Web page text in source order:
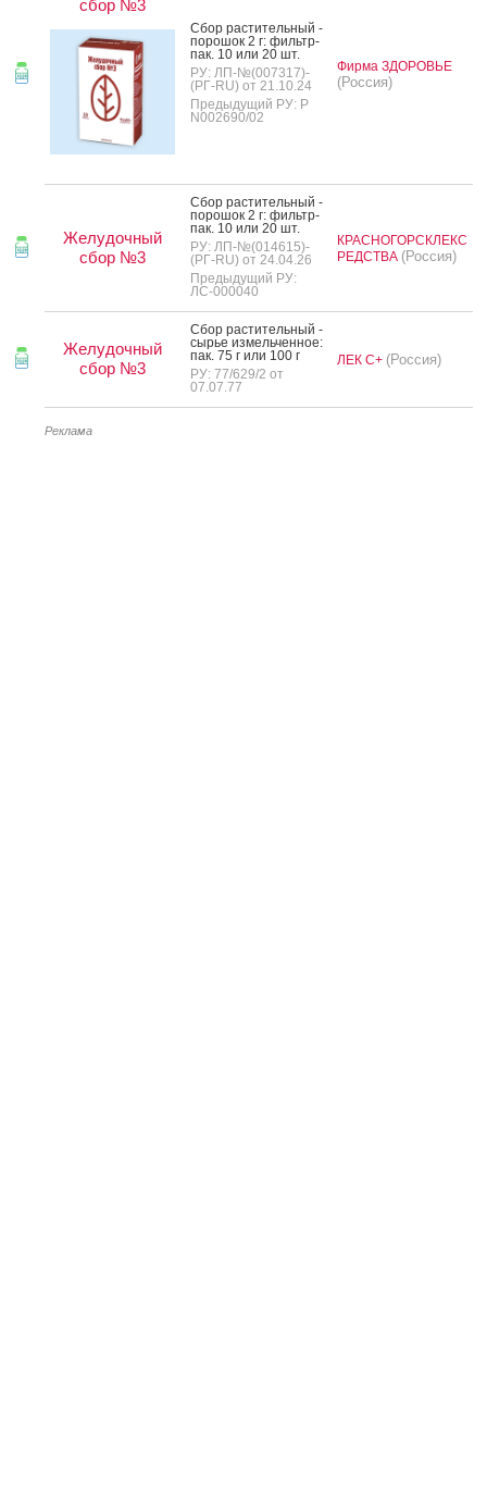
сбор №3
Сбор рас­ти­тель­ный -
по­рошок 2 г: филь­тр-
пак. 10 или 20 шт.
РУ: ЛП-№(007317)-
(РГ-RU) от 21.10.24
Предыдущий РУ: Р
N002690/02
Фирма ЗДОРОВЬЕ
(Россия)
Желудочный
сбор №3
Сбор рас­ти­тель­ный -
по­рошок 2 г: филь­тр-
пак. 10 или 20 шт.
РУ: ЛП-№(014615)-
(РГ-RU) от 24.04.26
Предыдущий РУ:
ЛС-000040
КРАСНОГОРСКЛЕКС
РЕДСТВА (Россия)
Желудочный
сбор №3
Сбор рас­ти­тель­ный -
сырье из­мель­чен­ное:
пак. 75 г или 100 г
РУ: 77/629/2 от
07.07.77
ЛЕК С+ (Россия)
Реклама